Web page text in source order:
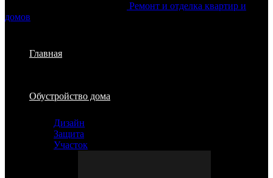
Ремонт и отделка квартир и
домов
Главная
Обустройство дома
Дизайн
Защита
Участок